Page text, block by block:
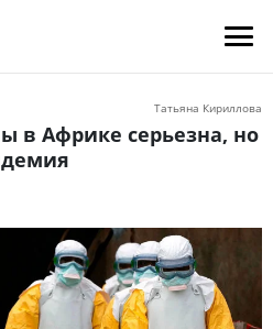
Татьяна Кириллова
в Африке серьезна, но